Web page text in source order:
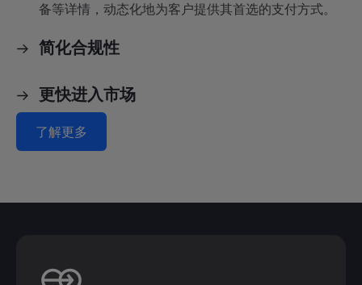
备等详情，动态化地为客户提供其首选的支付方式。
简化合规性
更快进入市场
了解更多